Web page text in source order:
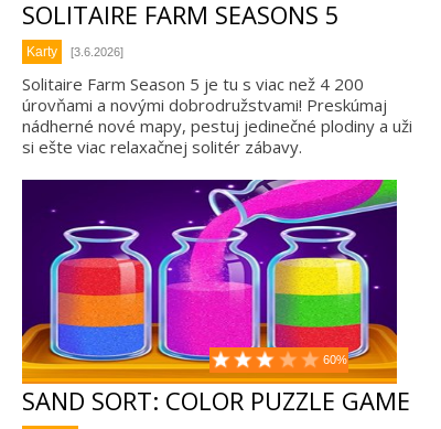
SOLITAIRE FARM SEASONS 5
Karty [3.6.2026]
Solitaire Farm Season 5 je tu s viac než 4 200
úrovňami a novými dobrodružstvami! Preskúmaj
nádherné nové mapy, pestuj jedinečné plodiny a uži
si ešte viac relaxačnej solitér zábavy.
60%
SAND SORT: COLOR PUZZLE GAME